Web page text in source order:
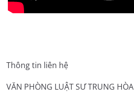
Thông tin liên hệ
VĂN PHÒNG LUẬT SƯ TRUNG HÒA